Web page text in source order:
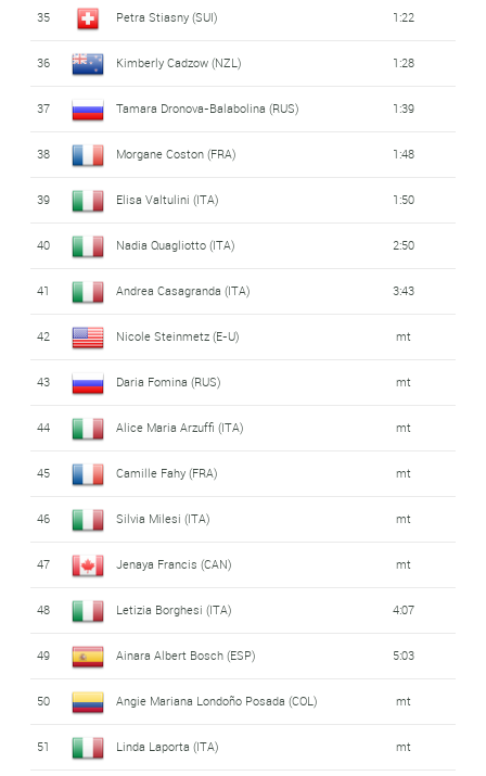
35 Petra Stiasny (SUI) 1:22
36 Kimberly Cadzow (NZL) 1:28
37 Tamara Dronova-Balabolina (RUS) 1:39
38 Morgane Coston (FRA) 1:48
39 Elisa Valtulini (ITA) 1:50
40 Nadia Quagliotto (ITA) 2:50
41 Andrea Casagranda (ITA) 3:43
42 Nicole Steinmetz (E-U) mt
43 Daria Fomina (RUS) mt
44 Alice Maria Arzuffi (ITA) mt
45 Camille Fahy (FRA) mt
46 Silvia Milesi (ITA) mt
47 Jenaya Francis (CAN) mt
48 Letizia Borghesi (ITA) 4:07
49 Ainara Albert Bosch (ESP) 5:03
50 Angie Mariana Londoño Posada (COL) mt
51 Linda Laporta (ITA) mt